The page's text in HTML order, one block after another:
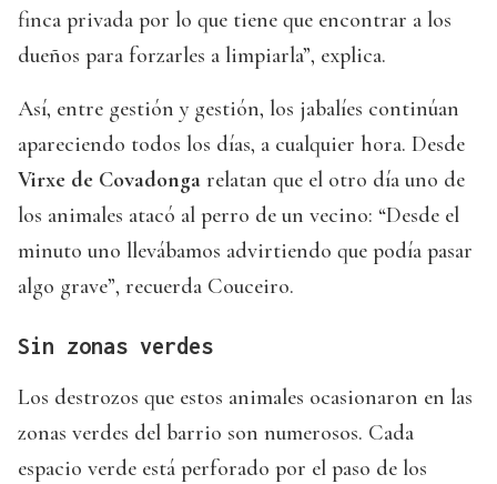
finca privada por lo que tiene que encontrar a los
dueños para forzarles a limpiarla”, explica.
Así, entre gestión y gestión, los jabalíes continúan
apareciendo todos los días, a cualquier hora. Desde
Virxe de Covadonga relatan que el otro día uno de
los animales atacó al perro de un vecino: “Desde el
minuto uno llevábamos advirtiendo que podía pasar
algo grave”, recuerda Couceiro.
Sin zonas verdes
Los destrozos que estos animales ocasionaron en las
zonas verdes del barrio son numerosos. Cada
espacio verde está perforado por el paso de los